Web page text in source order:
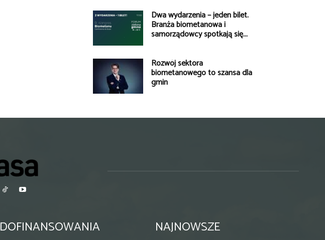
Dwa wydarzenia – jeden bilet.
Branża biometanowa i
samorządowcy spotkają się...
Rozwój sektora
biometanowego to szansa dla
gmin
DOFINANSOWANIA NAJNOWSZE